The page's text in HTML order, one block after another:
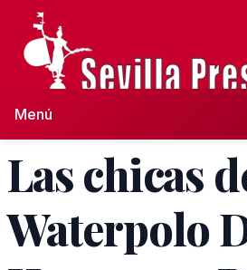
Menú
Las chicas
Waterpolo